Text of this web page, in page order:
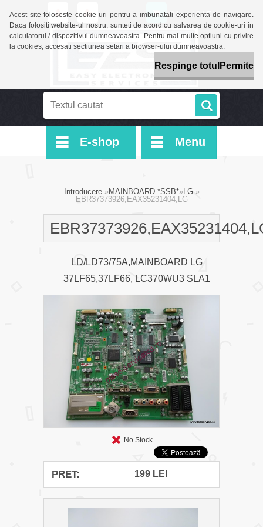
Acest site foloseste cookie-uri pentru a imbunatati experienta de navigare.
Daca folositi website-ul nostru, sunteti de acord cu salvarea de cookie-uri in
calculatorul / dispozitivul dumneavoastra. Pentru mai multe optiuni cu privire
la cookies, accesati sectiunea setari a browser-ului dumneavoastra.
Respinge totul Permite
0 buc / 0 LEI
E-shop Menu
Introducere »MAINBOARD *SSB*»LG »
EBR37373926,EAX35231404,LG
LD/LD73/75A,MAINBOARD LG
37LF65,37LF66, LC370WU3 SLA1
No Stock
PRET: 199 LEI